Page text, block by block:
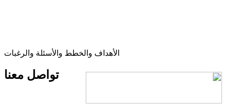
الأهداف والخطط والأسئلة والرغبات
تواصل معنا